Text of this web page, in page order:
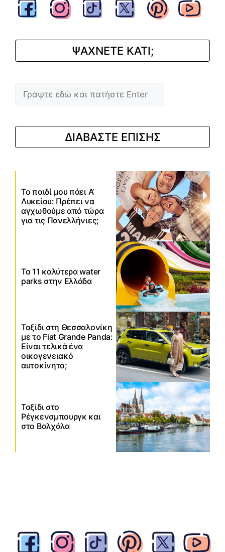
ΨΑΧΝΕΤΕ ΚΑΤΙ;
ΔΙΑΒΑΣΤΕ ΕΠΙΣΗΣ
Το παιδί μου πάει Α’
Λυκείου: Πρέπει να
αγχωθούμε από τώρα
για τις Πανελλήνιες;
Τα 11 καλύτερα water
parks στην Ελλάδα
Ταξίδι στη Θεσσαλονίκη
με το Fiat Grande Panda:
Είναι τελικά ένα
οικογενειακό
αυτοκίνητο;
Ταξίδι στο
Ρέγκενσμπουργκ και
στο Βαλχάλα